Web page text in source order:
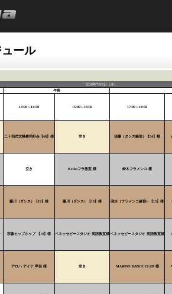
ール
2026年7月8日（水）
午後
13:00～14:50 15:00～16:50 17:00～18:50
二十四式太極拳同好会【48】様 空き 須藤（ダンス練習）【54】様
空き Keikoフラ教室 様 鈴木フラメンコ 様
藤川（ダンス）【19】様 藤川（ダンス）【19】様 清水（フラメンコ練習）【15】様
宗像ヒップホップ 【19】様 ベネッセビースタジオ 英語教室様ベネッセビースタジオ 英語教室様
アロハ アイナ 琴似 様 空き MARINO DANCE CLUB 様